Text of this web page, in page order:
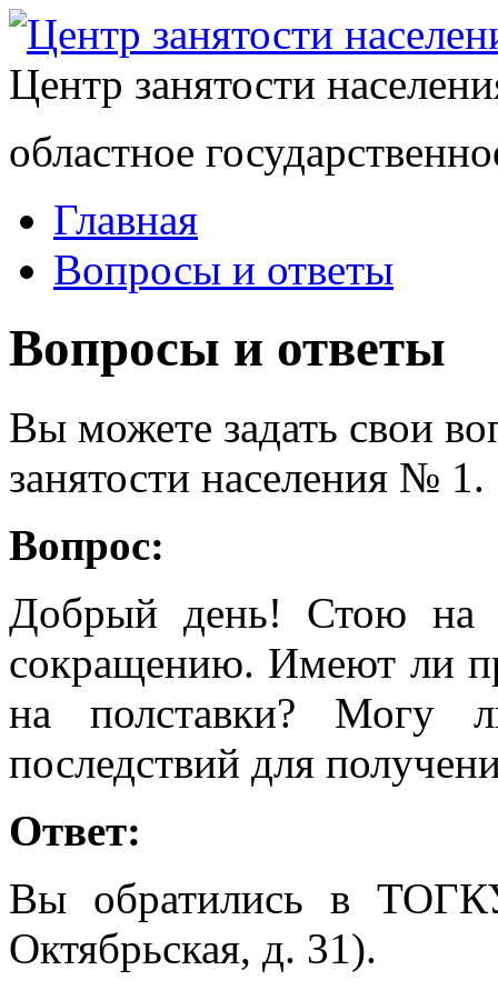
Центр занятости
областное
Главная
Вопросы и ответы
Вопросы и ответы
Вы можете задать свои
занятости населения № 1.
Вопрос:
Добрый день! Стою на
сокращению. Имеют ли
на полставки? Могу
последствий для
Ответ:
Вы обратились в
Октябрьская, д. 31).